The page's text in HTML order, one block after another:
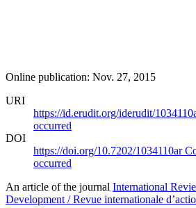
Online publication: Nov. 27, 2015
URI
https://id.erudit.org/iderudit/
occurred
DOI
https://doi.org/10.7202/1034110ar
occurred
An article of the journal International
Development / Revue internationale